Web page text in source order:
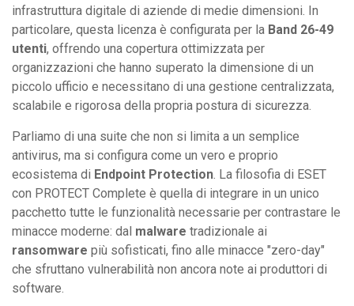
infrastruttura digitale di aziende di medie dimensioni. In
particolare, questa licenza è configurata per la Band 26-49
utenti, offrendo una copertura ottimizzata per
organizzazioni che hanno superato la dimensione di un
piccolo ufficio e necessitano di una gestione centralizzata,
scalabile e rigorosa della propria postura di sicurezza.
Parliamo di una suite che non si limita a un semplice
antivirus, ma si configura come un vero e proprio
ecosistema di Endpoint Protection. La filosofia di ESET
con PROTECT Complete è quella di integrare in un unico
pacchetto tutte le funzionalità necessarie per contrastare le
minacce moderne: dal malware tradizionale ai
ransomware più sofisticati, fino alle minacce "zero-day"
che sfruttano vulnerabilità non ancora note ai produttori di
software.